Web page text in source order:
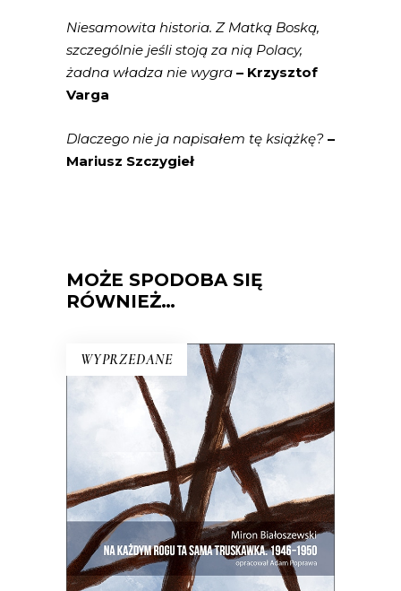
Niesamowita historia. Z Matką Boską,
szczególnie jeśli stoją za nią Polacy,
żadna władza nie wygra – Krzysztof
Varga
Dlaczego nie ja napisałem tę książkę? –
Mariusz Szczygieł
MOŻE SPODOBA SIĘ
RÓWNIEŻ…
WYPRZEDANE
NA KAŻDYM ROGU TA SAMA
TRUSKAWKA
Zupełnie nowe miasto. Jakaś inna
Warszawa na starych śmieciach. Skąd
się wzięła?